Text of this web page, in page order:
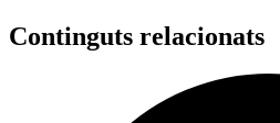
Continguts relacionats